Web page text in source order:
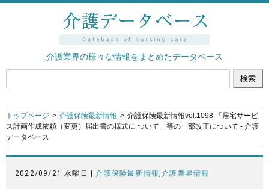
介護業界の様々な情報をまとめたデータベース
トップページ 介護保険最新情報
介護保険最新情報vol.1098 「居宅サービ
ス計画作成依頼（変更）届出書の様式に ついて」等の一部改正について - 介護
データベース
2022/09/21 水曜日 |介護保険最新情報,介護業界情報